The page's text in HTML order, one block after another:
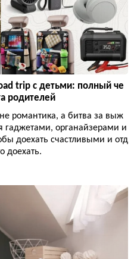
trip с детьми: полный че
родителей
романтика, а битва за выж
гаджетами, органайзерами и
доехать счастливыми и отд
доехать.